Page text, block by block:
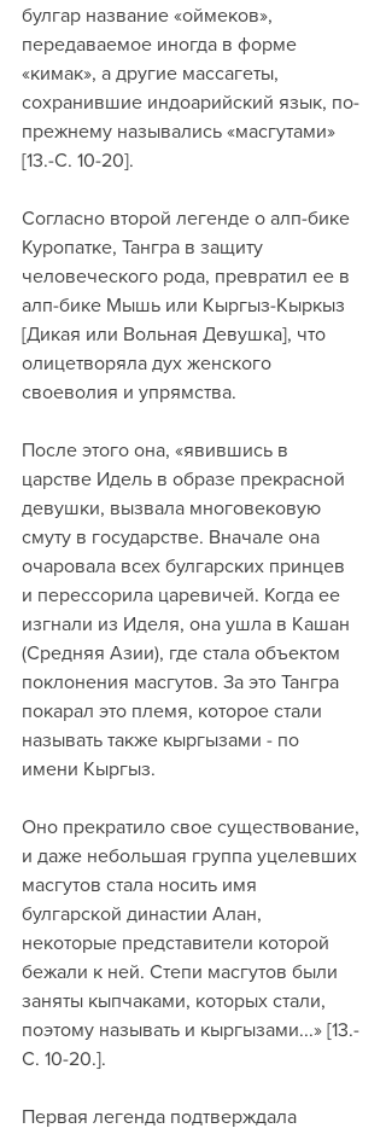
булгар название «оймеков»,
передаваемое иногда в форме
«кимак», а другие массагеты,
сохранившие индоарийский язык, по-
прежнему назывались «масгутами»
[13.-С. 10-20].
Согласно второй легенде о алп-бике
Куропатке, Тангра в защиту
человеческого рода, превратил ее в
алп-бике Мышь или Кыргыз-Кыркыз
[Дикая или Вольная Девушка], что
олицетворяла дух женского
своеволия и упрямства.
После этого она, «явившись в
царстве Идель в образе прекрасной
девушки, вызвала многовековую
смуту в государстве. Вначале она
очаровала всех булгарских принцев
и перессорила царевичей. Когда ее
изгнали из Иделя, она ушла в Кашан
(Средняя Азии), где стала объектом
поклонения масгутов. За это Тангра
покарал это племя, которое стали
называть также кыргызами - по
имени Кыргыз.
Оно прекратило свое существование,
и даже небольшая группа уцелевших
масгутов стала носить имя
булгарской династии Алан,
некоторые представители которой
бежали к ней. Степи масгутов были
заняты кыпчаками, которых стали,
поэтому называть и кыргызами...» [13.-
С. 10-20.].
Первая легенда подтверждала